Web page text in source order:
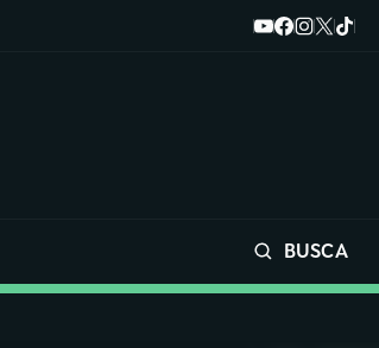
BUSCA